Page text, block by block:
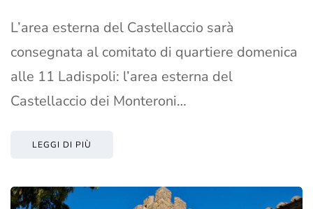
L’area esterna del Castellaccio sarà
consegnata al comitato di quartiere domenica
alle 11 Ladispoli: l’area esterna del
Castellaccio dei Monteroni…
LEGGI DI PIÙ